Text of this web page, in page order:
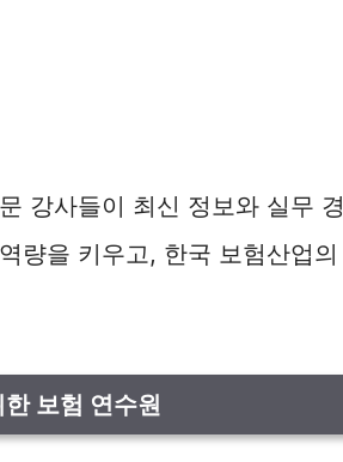
강사들이 최신 정보와 실무 경
량을 키우고, 한국 보험산업의
보험 연수원